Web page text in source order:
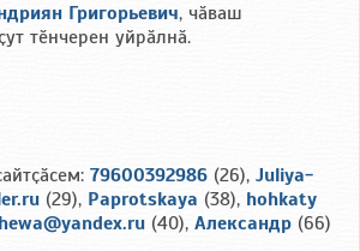
Григорьевич, чӑваш
тӗнчерен уйрӑлнӑ.
79600392986 (26), Juliya-
(29), Paprotskaya (38), hohkaty
(40), Александр (66)